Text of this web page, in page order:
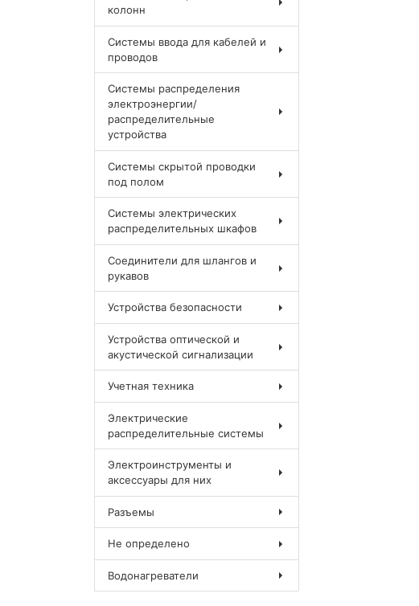
колонн
Системы ввода для кабелей и
проводов
Системы распределения
электроэнергии/
распределительные
устройства
Системы скрытой проводки
под полом
Системы электрических
распределительных шкафов
Соединители для шлангов и
рукавов
Устройства безопасности
Устройства оптической и
акустической сигнализации
Учетная техника
Электрические
распределительные системы
Электроинструменты и
аксессуары для них
Разъемы
Не определено
Водонагреватели